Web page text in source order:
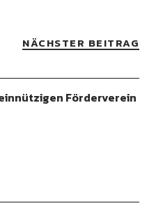
NÄCHSTER BEITRAG
Förderverein